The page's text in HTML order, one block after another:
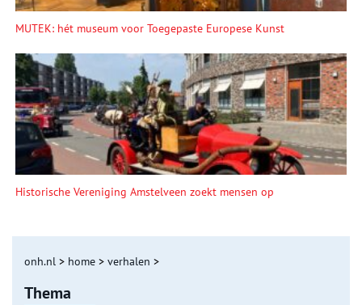
MUTEK: hét museum voor Toegepaste Europese Kunst
Historische Vereniging Amstelveen zoekt mensen op
onh.nl > home > verhalen >
Thema